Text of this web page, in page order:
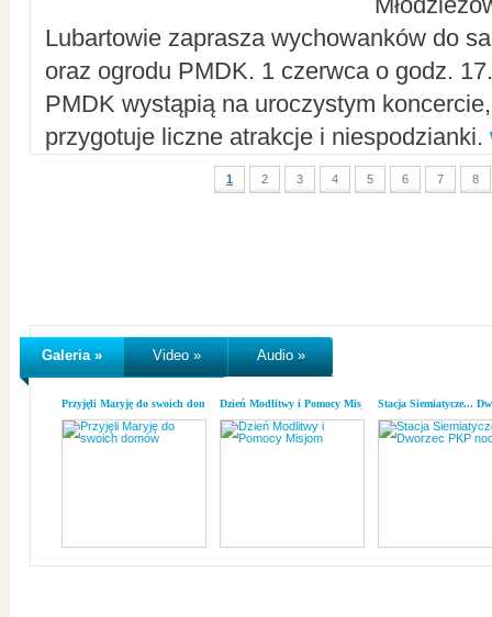
Lubartowie zaprasza wychowanków do
oraz ogrodu PMDK. 1 czerwca o godz.
PMDK wystąpią na uroczystym
przygotuje liczne atrakcje i niespodzianki.
1 2 3 4 5 6 7 8
Galeria » Video » Audio »
Przyjęli Maryję do swoich domówDzień Modlitwy i Pomocy MisjomStacja Siemiatycze...